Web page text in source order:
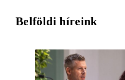
Belföldi híreink